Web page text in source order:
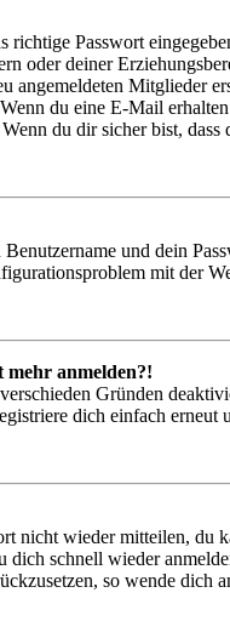
Passwort
oder deiner
Mitglieder
du eine E-Mail
du dir sicher bist,
und dein
mit der
anmelden?!
Gründen
dich einfach
nicht wieder mitteilen, du
dich schnell wieder
so wende dich